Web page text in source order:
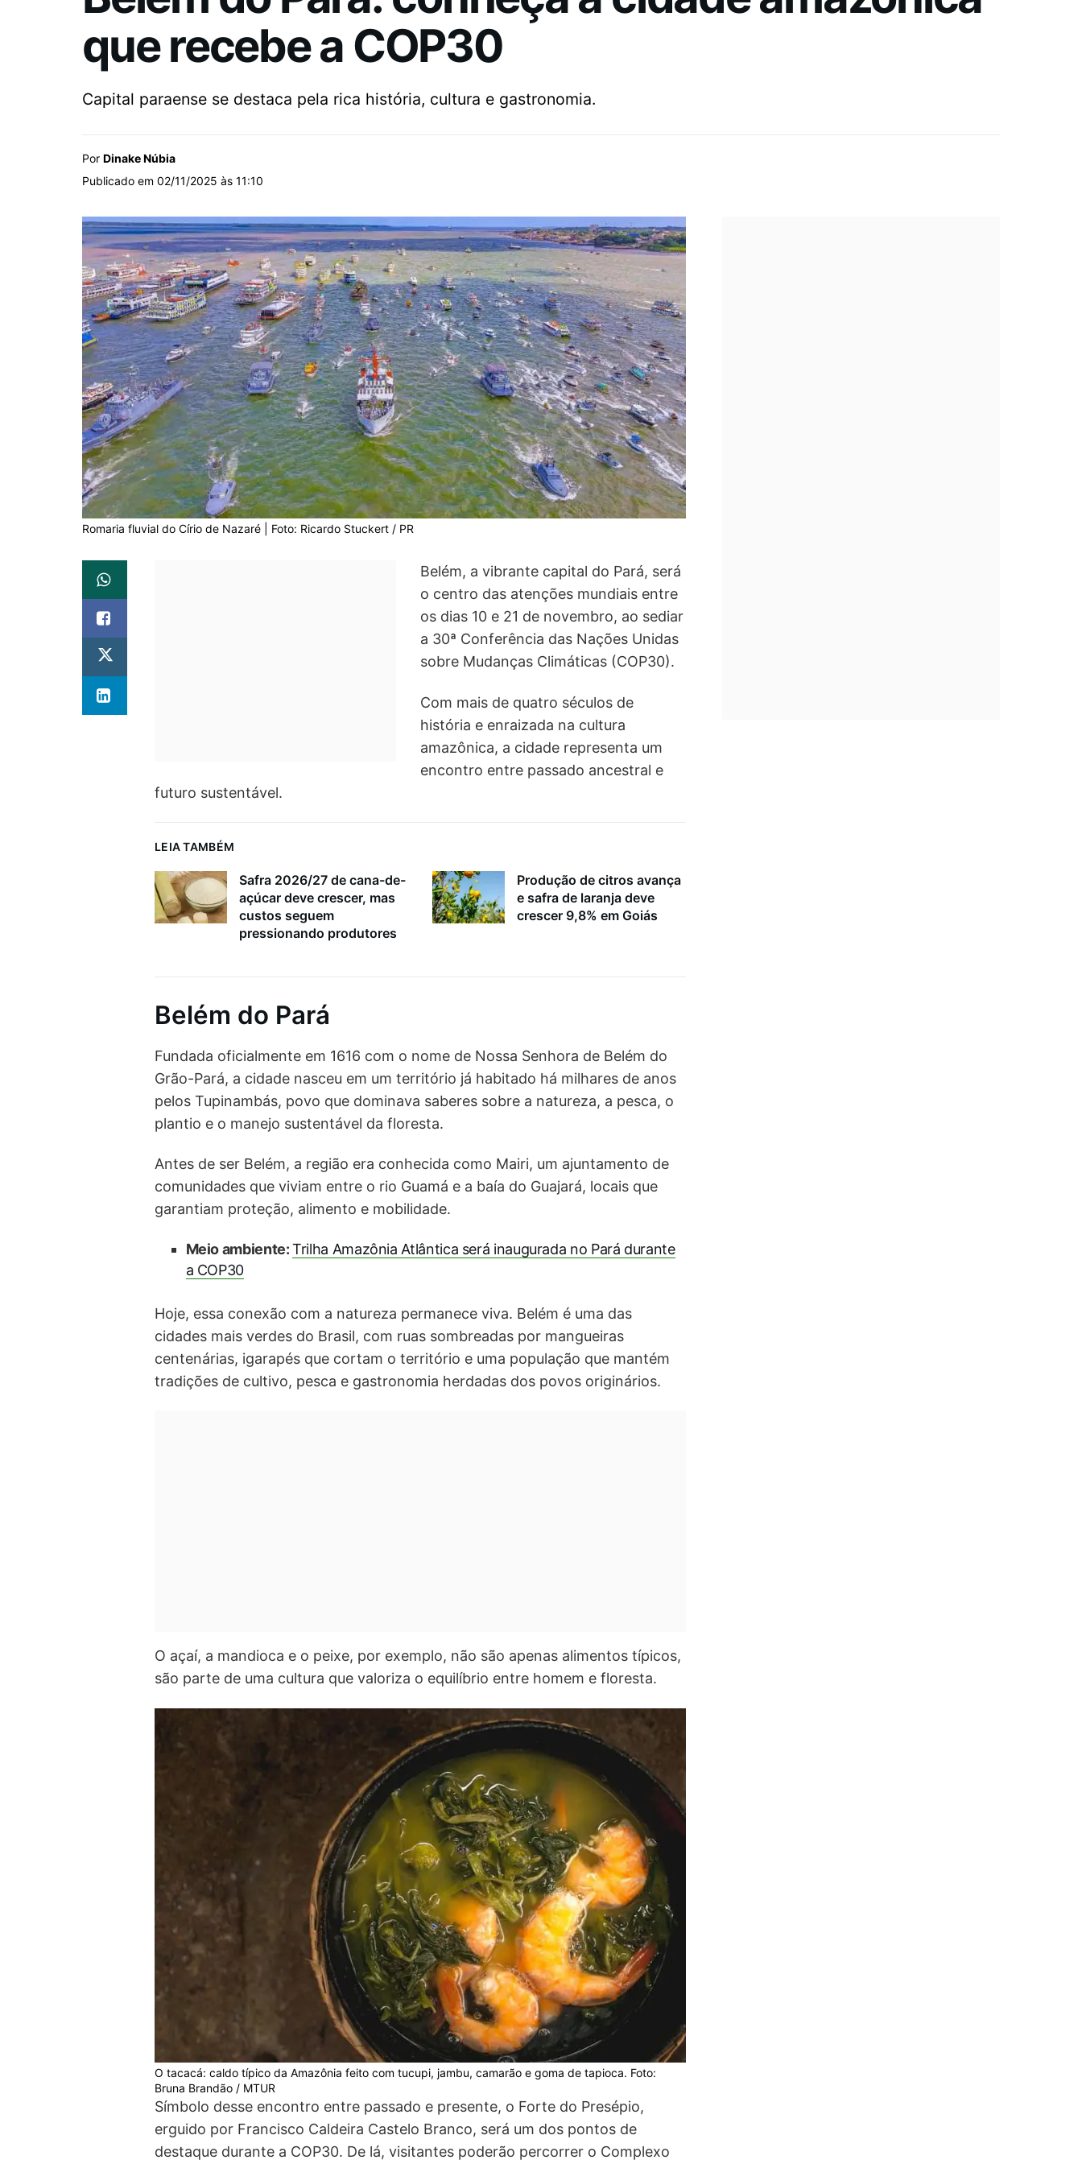
que recebe a COP30
Capital paraense se destaca pela rica história, cultura e gastronomia.
Por Dinake Núbia
Publicado em 02/11/2025 às 11:10
Romaria fluvial do Círio de Nazaré | Foto: Ricardo Stuckert / PR
Belém, a vibrante capital do Pará, será
o centro das atenções mundiais entre
os dias 10 e 21 de novembro, ao sediar
a 30ª Conferência das Nações Unidas
sobre Mudanças Climáticas (COP30).
Com mais de quatro séculos de
história e enraizada na cultura
amazônica, a cidade representa um
encontro entre passado ancestral e
futuro sustentável.
LEIA TAMBÉM
Safra 2026/27 de cana-de-
açúcar deve crescer, mas
custos seguem
pressionando produtores
Produção de citros avança
e safra de laranja deve
crescer 9,8% em Goiás
Belém do Pará
Fundada oficialmente em 1616 com o nome de Nossa Senhora de Belém do
Grão-Pará, a cidade nasceu em um território já habitado há milhares de anos
pelos Tupinambás, povo que dominava saberes sobre a natureza, a pesca, o
plantio e o manejo sustentável da floresta.
Antes de ser Belém, a região era conhecida como Mairi, um ajuntamento de
comunidades que viviam entre o rio Guamá e a baía do Guajará, locais que
garantiam proteção, alimento e mobilidade.
Meio ambiente:Trilha Amazônia Atlântica será inaugurada no Pará durante
a COP30
Hoje, essa conexão com a natureza permanece viva. Belém é uma das
cidades mais verdes do Brasil, com ruas sombreadas por mangueiras
centenárias, igarapés que cortam o território e uma população que mantém
tradições de cultivo, pesca e gastronomia herdadas dos povos originários.
O açaí, a mandioca e o peixe, por exemplo, não são apenas alimentos típicos,
são parte de uma cultura que valoriza o equilíbrio entre homem e floresta.
O tacacá: caldo típico da Amazônia feito com tucupi, jambu, camarão e goma de tapioca. Foto:
Bruna Brandão / MTUR
Símbolo desse encontro entre passado e presente, o Forte do Presépio,
erguido por Francisco Caldeira Castelo Branco, será um dos pontos de
destaque durante a COP30. De lá, visitantes poderão percorrer o Complexo